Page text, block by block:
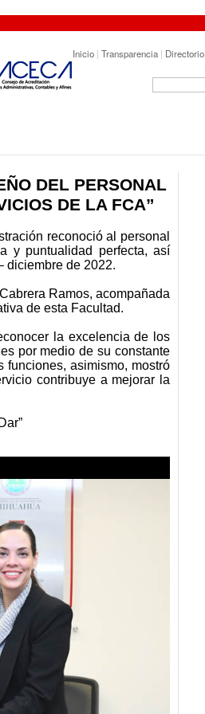
Inicio | Transparencia | Directorio
DEL PERSONAL
DE LA FCA”
reconoció al personal
y puntualidad perfecta, así
diciembre de 2022.
Ramos, acompañada
de esta Facultad.
la excelencia de los
por medio de su constante
asimismo, mostró
contribuye a mejorar la